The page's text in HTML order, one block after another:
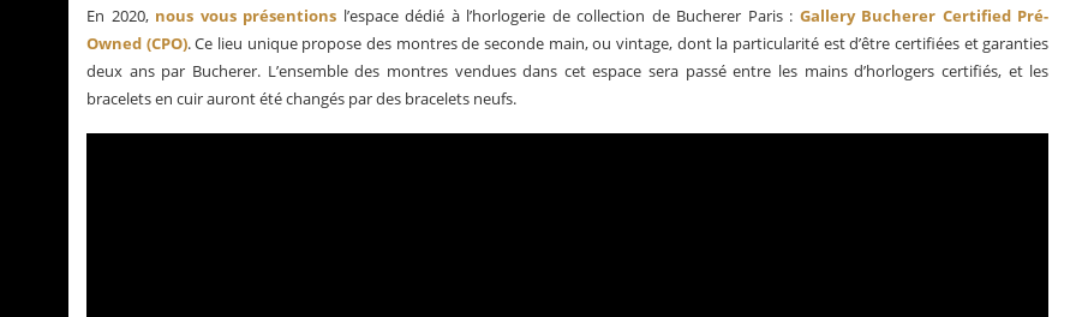
En 2020, nous vous présentions l’espace dédié à l’horlogerie de collection de Bucherer Paris : Gallery Bucherer Certified Pré-
Owned (CPO). Ce lieu unique propose des montres de seconde main, ou vintage, dont la particularité est d’être certifiées et garanties
deux ans par Bucherer. L’ensemble des montres vendues dans cet espace sera passé entre les mains d’horlogers certifiés, et les
bracelets en cuir auront été changés par des bracelets neufs.